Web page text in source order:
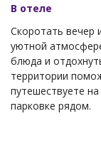
В отеле
Скоротать вечер
уютной
блюда и
территории
путешествуете
парковке рядом.